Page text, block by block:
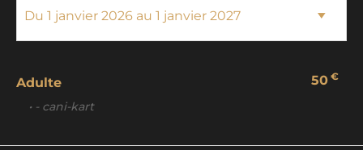
Adulte 50 €
• - cani-kart